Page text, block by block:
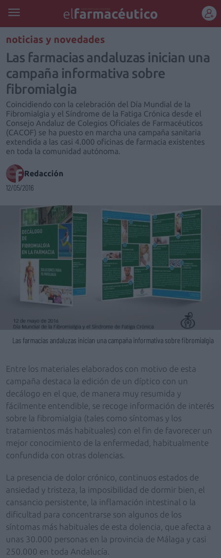
REGÍSTRATE
noticias y novedades
Las farmacias andaluzas inician una
campaña informativa sobre
fibromialgia
Coincidiendo con la celebración del Día Mundial de la
Fibromialgia y el Síndrome de la Fatiga Crónica desde el
Consejo Andaluz de Colegios Oficiales de Farmacéuticos
(CACOF) se ha puesto en marcha una campaña sanitaria
extendida a las casi 4.000 oficinas de farmacia existentes
en toda la comunidad autónoma.
Redacción
12/05/2016
Las farmacias andaluzas inician una campaña informativa sobre fibromialgia
Entre los materiales elaborados con motivo de esta
campaña destaca la edición de un díptico con un
decálogo en el que, de manera muy resumida y
fácilmente entendible, se recoge información de interés
sobre la fibromialgia (tales como síntomas y los
tratamientos más habituales) con el fin de favorecer un
mejor conocimiento de la enfermedad, habitualmente
confundida con otras dolencias.
La presencia de dolor crónico, continuos estados de
ansiedad y tristeza, la imposibilidad de dormir bien, el
cansancio persistente, la inflamación intestinal o la
dificultad para concentrarse son algunos de los
síntomas más habituales de esta dolencia, que afecta a
unas 30.000 personas en la provincia de Málaga y casi
250.000 en toda Andalucía.